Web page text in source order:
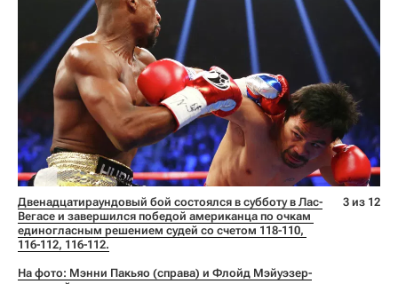
Двенадцатираундовый бой состоялся в субботу в Лас-
Вегасе и завершился победой американца по очкам
единогласным решением судей со счетом 118-110,
116-112, 116-112.
На фото: Мэнни Пакьяо (справа) и Флойд Мэйуэзер-
3 из 12